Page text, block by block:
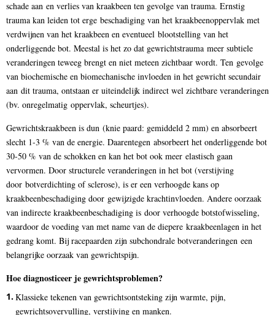
schade aan en verlies van kraakbeen ten gevolge van trauma. Ernstig
trauma kan leiden tot erge beschadiging van het kraakbeenoppervlak met
verdwijnen van het kraakbeen en eventueel blootstelling van het
onderliggende bot. Meestal is het zo dat gewrichtstrauma meer subtiele
veranderingen teweeg brengt en niet meteen zichtbaar wordt. Ten gevolge
van biochemische en biomechanische invloeden in het gewricht secundair
aan dit trauma, ontstaan er uiteindelijk indirect wel zichtbare veranderingen
(bv. onregelmatig oppervlak, scheurtjes).
Gewrichtskraakbeen is dun (knie paard: gemiddeld 2 mm) en absorbeert
slecht 1-3 % van de energie. Daarentegen absorbeert het onderliggende bot
30-50 % van de schokken en kan het bot ook meer elastisch gaan
vervormen. Door structurele veranderingen in het bot (verstijving
door botverdichting of sclerose), is er een verhoogde kans op
kraakbeenbeschadiging door gewijzigde krachtinvloeden. Andere oorzaak
van indirecte kraakbeenbeschadiging is door verhoogde botstofwisseling,
waardoor de voeding van met name van de diepere kraakbeenlagen in het
gedrang komt. Bij racepaarden zijn subchondrale botveranderingen een
belangrijke oorzaak van gewrichtspijn.
Hoe diagnosticeer je gewrichtsproblemen?
Klassieke tekenen van gewrichtsontsteking zijn warmte, pijn,
gewrichtsovervulling, verstijving en manken.